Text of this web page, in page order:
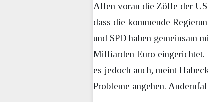
Allen voran die Zölle der
dass die kommende
und SPD haben gemeinsam
Milliarden Euro eingerichtet.
es jedoch auch, meint
Probleme angehen.